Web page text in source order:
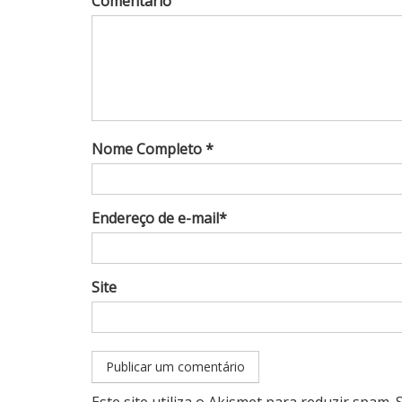
Nome Completo *
Endereço de e-mail*
Site